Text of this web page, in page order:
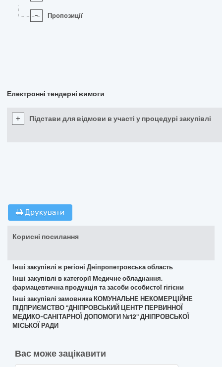
- Пропозиції
Електронні тендерні вимоги
+ Підстави для відмови в участі у процедурі закупівлі
Друкувати
Корисні посилання
Інші закупівлі в регіоні Дніпропетровська область
Інші закупівлі в категорії Медичне обладнання,
фармацевтична продукція та засоби особистої гігієни
Інші закупівлі замовника КОМУНАЛЬНЕ НЕКОМЕРЦІЙНЕ
ПІДПРИЄМСТВО "ДНІПРОВСЬКИЙ ЦЕНТР ПЕРВИННОЇ
МЕДИКО-САНІТАРНОЇ ДОПОМОГИ №12" ДНІПРОВСЬКОЇ
МІСЬКОЇ РАДИ
Вас може зацікавити